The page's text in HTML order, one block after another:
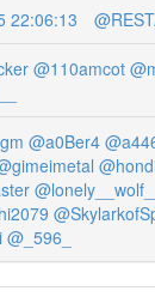
22:06:13
@110amcot
@a0Ber4
@_596_